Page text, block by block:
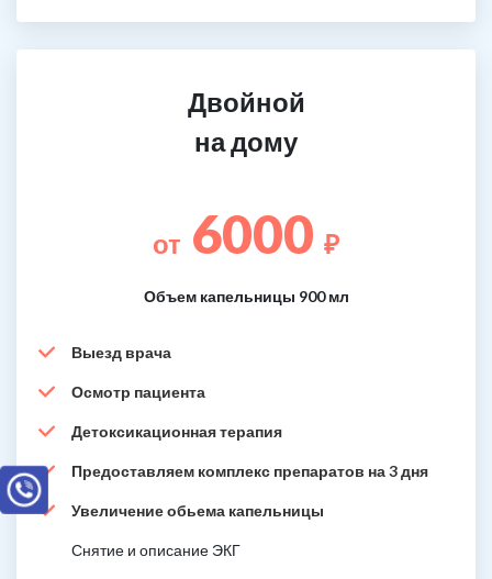
Двойной
на дому
от 6000 ₽
Объем капельницы 900 мл
Выезд врача
Осмотр пациента
Детоксикационная терапия
Предоставляем комплекс препаратов на 3 дня
Увеличение обьема капельницы
Снятие и описание ЭКГ